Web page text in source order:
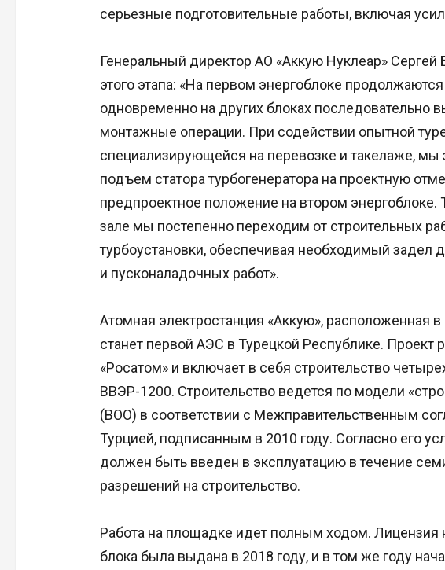
серьезные подготовительные работы, включая
Генеральный директор АО «Аккую Нуклеар» Сергей
этого этапа: «На первом энергоблоке
одновременно на других блоках последовательно
монтажные операции. При содействии опытной
специализирующейся на перевозке и такелаже, мы
подъем статора турбогенератора на проектную
предпроектное положение на втором энергоблоке.
зале мы постепенно переходим от строительных
турбоустановки, обеспечивая необходимый
и пусконаладочных работ».
Атомная электростанция «Аккую», расположенная
станет первой АЭС в Турецкой Республике. Проект
«Росатом» и включает в себя строительство
ВВЭР-1200. Строительство ведется по модели
(BOO) в соответствии с Межправительственным
Турцией, подписанным в 2010 году. Согласно его
должен быть введен в эксплуатацию в течение
разрешений на строительство.
Работа на площадке идет полным ходом. Лицензия
блока была выдана в 2018 году, и в том же году